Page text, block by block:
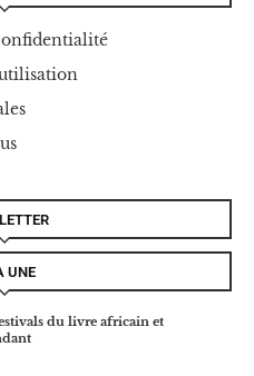
UNE
du livre africain et